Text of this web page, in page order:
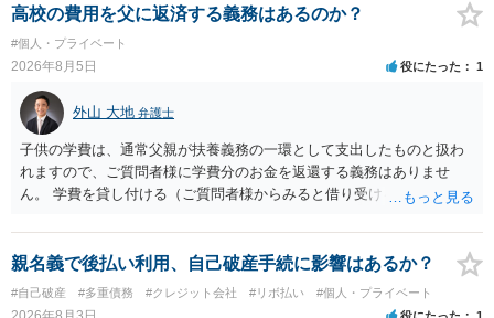
く、相手が真実を話せば警察も取り合わないと思いますが、虚偽の内
容を述べた場合は、捜査はあるかもしれません。 ただし、捜査におい
て、真実を説明すれば、「ちゃんと返しなさいよ」程度の注意で済む
ことだと思われます。 また、返せるお金が無いのであれば、返せない
のは致し方ありません。真摯に分割して支払うことを相手に告げてい
くのみでしょう。 以上、ご参考まで。
高校の費用を父に返済する義務はあるのか？
#個人・プライベート
2026年8月5日 役にたった 1
外山 大地 弁護士
子供の学費は、通常父親が扶養義務の一環として支出したものと扱わ
れますので、ご質問者様に学費分のお金を返還する義務はありませ
ん。 学費を貸し付ける（ご質問者様からみると借り受ける）といった
ょう。
親名義で後払い利用、自己破産手続に影響はあるか？
#自己破産 #多重債務 #クレジット会社 #リボ払い #個人・プライベート
役にたった 1